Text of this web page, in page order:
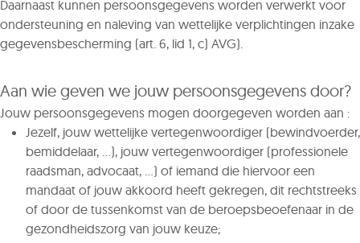
Daarnaast kunnen persoonsgegevens worden verwerkt voor
ondersteuning en naleving van wettelijke verplichtingen inzake
gegevensbescherming (art. 6, lid 1, c) AVG).
Aan wie geven we jouw persoonsgegevens door?
Jouw persoonsgegevens mogen doorgegeven worden aan :
Jezelf, jouw wettelijke vertegenwoordiger (bewindvoerder,
bemiddelaar, …), jouw vertegenwoordiger (professionele
raadsman, advocaat, …) of iemand die hiervoor een
mandaat of jouw akkoord heeft gekregen, dit rechtstreeks
of door de tussenkomst van de beroepsbeoefenaar in de
gezondheidszorg van jouw keuze;